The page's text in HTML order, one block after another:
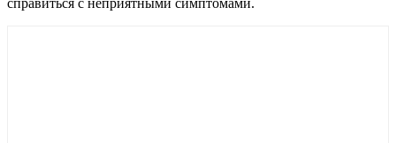
справиться с неприятными симптомами.